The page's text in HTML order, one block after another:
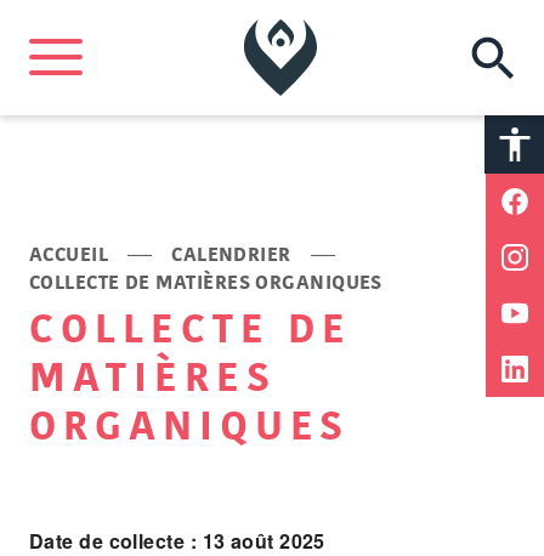
A
ACCUEIL
CALENDRIER
COLLECTE DE MATIÈRES ORGANIQUES
COLLECTE DE
MATIÈRES
ORGANIQUES
Date de collecte : 13 août 2025